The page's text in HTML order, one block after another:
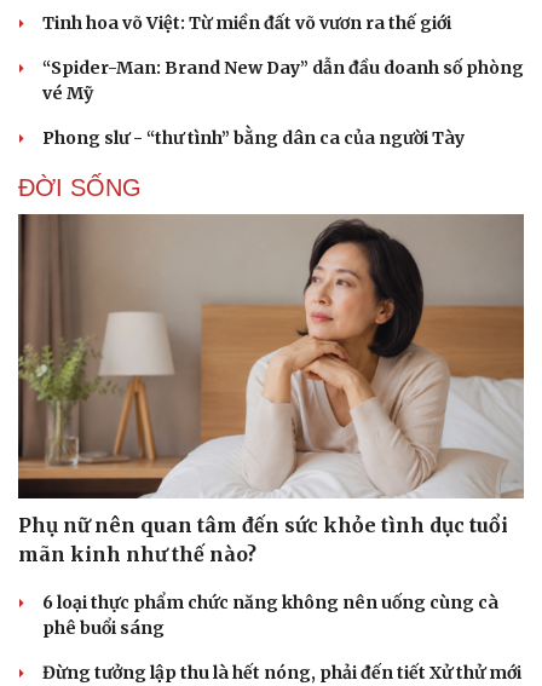
Tinh hoa võ Việt: Từ miền đất võ vươn ra thế giới
“Spider-Man: Brand New Day” dẫn đầu doanh số phòng
vé Mỹ
Phong slư - “thư tình” bằng dân ca của người Tày
ĐỜI SỐNG
Phụ nữ nên quan tâm đến sức khỏe tình dục tuổi
mãn kinh như thế nào?
6 loại thực phẩm chức năng không nên uống cùng cà
phê buổi sáng
Đừng tưởng lập thu là hết nóng, phải đến tiết Xử thử mới